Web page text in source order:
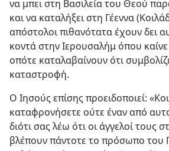
Καλύτερα να στερηθεί κάποιος
να μπει στη Βασιλεία του Θεού
και να καταλήξει στη Γέεννα
απόστολοι πιθανότατα έχουν δει
κοντά στην Ιερουσαλήμ όπου
οπότε καταλαβαίνουν ότι
καταστροφή.
Ο Ιησούς επίσης προειδοποιεί:
καταφρονήσετε ούτε έναν από
διότι σας λέω ότι οι άγγελοί τους